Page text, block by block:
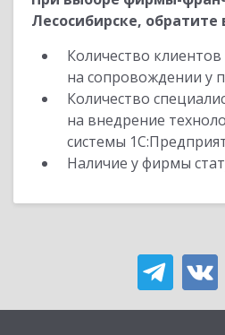
Лесосибирске,
Количество
на сопровождении у
Количество
на внедрение
системы
Наличие у фирмы